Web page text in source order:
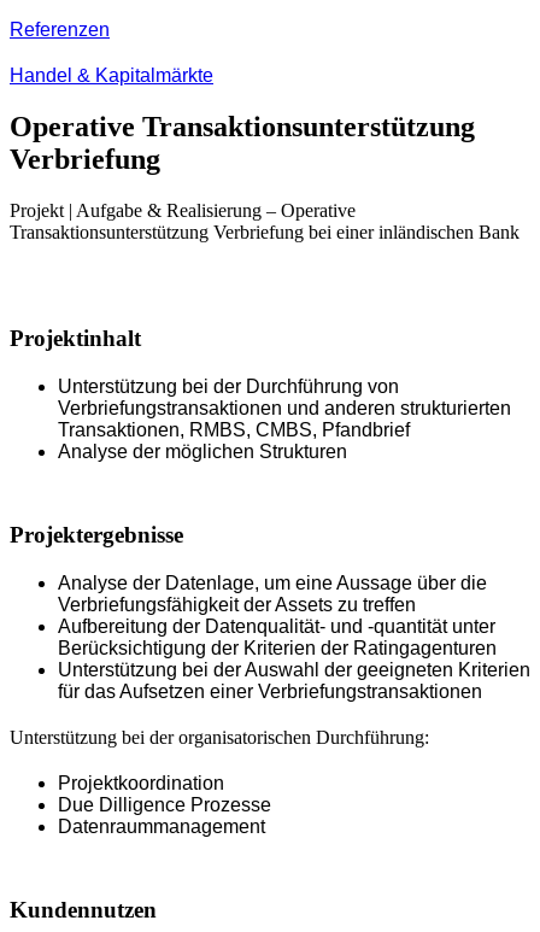
Referenzen
Handel & Kapitalmärkte
Operative Transaktionsunterstützung
Verbriefung
Projekt | Aufgabe & Realisierung – Operative
Transaktionsunterstützung Verbriefung bei einer inländischen Bank
Projektinhalt
Unterstützung bei der Durchführung von
Verbriefungstransaktionen und anderen strukturierten
Transaktionen, RMBS, CMBS, Pfandbrief
Analyse der möglichen Strukturen
Projektergebnisse
Analyse der Datenlage, um eine Aussage über die
Verbriefungsfähigkeit der Assets zu treffen
Aufbereitung der Datenqualität- und -quantität unter
Berücksichtigung der Kriterien der Ratingagenturen
Unterstützung bei der Auswahl der geeigneten Kriterien
für das Aufsetzen einer Verbriefungstransaktionen
Unterstützung bei der organisatorischen Durchführung:
Projektkoordination
Due Dilligence Prozesse
Datenraummanagement
Kundennutzen